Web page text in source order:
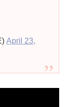
April 23,